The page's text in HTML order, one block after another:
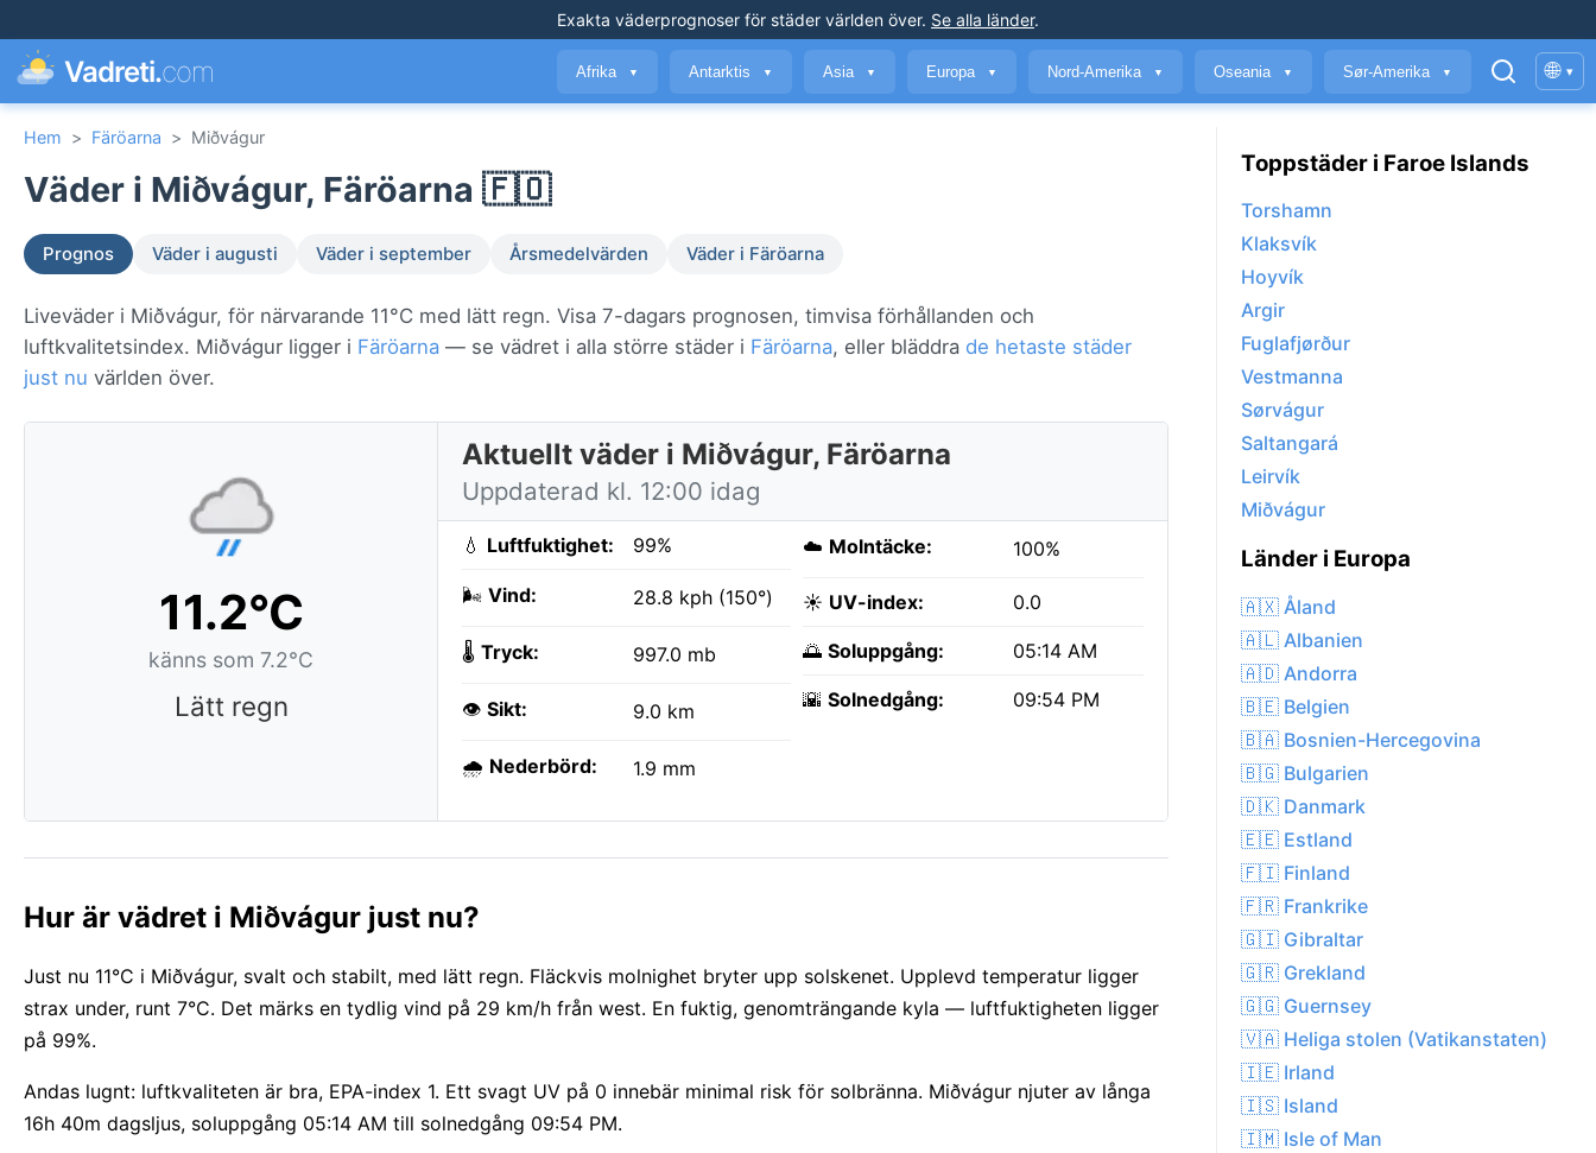
Exakta väderprognoser för städer världen över. Se alla länder.
Vadreti.com Afrika ▼ Antarktis ▼ Asia ▼ Europa ▼ Nord-Amerika ▼ Oseania ▼ Sør-Amerika ▼ 🌐 ▾
Hem > Färöarna > Miðvágur
Väder i Miðvágur, Färöarna 🇫🇴
Prognos Väder i augusti Väder i september Årsmedelvärden Väder i Färöarna
Liveväder i Miðvágur, för närvarande 11°C med lätt regn. Visa 7-dagars prognosen, timvisa förhållanden och
luftkvalitetsindex. Miðvágur ligger i Färöarna — se vädret i alla större städer i Färöarna, eller bläddra de hetaste städer
just nu världen över.
11.2°C
känns som 7.2°C
Lätt regn
Aktuellt väder i Miðvágur, Färöarna
Uppdaterad kl. 12:00 idag
💧 Luftfuktighet: 99%
🌬️ Vind: 28.8 kph (150°)
🌡️ Tryck: 997.0 mb
👁️ Sikt: 9.0 km
🌧️ Nederbörd: 1.9 mm
☁️ Molntäcke: 100%
☀️ UV-index: 0.0
🌅 Soluppgång: 05:14 AM
🌇 Solnedgång: 09:54 PM
Hur är vädret i Miðvágur just nu?
Just nu 11°C i Miðvágur, svalt och stabilt, med lätt regn. Fläckvis molnighet bryter upp solskenet. Upplevd temperatur ligger
strax under, runt 7°C. Det märks en tydlig vind på 29 km/h från west. En fuktig, genomträngande kyla — luftfuktigheten ligger
på 99%.
Andas lugnt: luftkvaliteten är bra, EPA-index 1. Ett svagt UV på 0 innebär minimal risk för solbränna. Miðvágur njuter av långa
16h 40m dagsljus, soluppgång 05:14 AM till solnedgång 09:54 PM.
Toppstäder i Faroe Islands
Torshamn
Klaksvík
Hoyvík
Argir
Fuglafjørður
Vestmanna
Sørvágur
Saltangará
Leirvík
Miðvágur
Länder i Europa
🇦🇽 Åland
🇦🇱 Albanien
🇦🇩 Andorra
🇧🇪 Belgien
🇧🇦 Bosnien-Hercegovina
🇧🇬 Bulgarien
🇩🇰 Danmark
🇪🇪 Estland
🇫🇮 Finland
🇫🇷 Frankrike
🇬🇮 Gibraltar
🇬🇷 Grekland
🇬🇬 Guernsey
🇻🇦 Heliga stolen (Vatikanstaten)
🇮🇪 Irland
🇮🇸 Island
🇮🇲 Isle of Man